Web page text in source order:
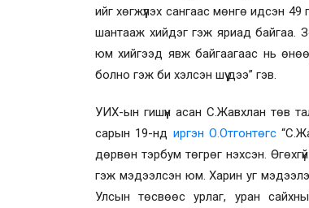
ийг хөгжүүлэх сангаас мөнгө идсэн
шантааж хийдэг гэж яриад байгаа.
юм хийгээд явж байгаагаас нь
болно гэж би хэлсэн шүү дээ” гэв.
УИХ-ын гишүүн асан С.Жавхлан төв
сарын 19-нд иргэн О.Отгонтөгс
дөрвөн тэрбум төгрөг нэхсэн.
гэж мэдээлсэн юм. Харин уг
Улсын төсвөөс урлаг, уран сайхны